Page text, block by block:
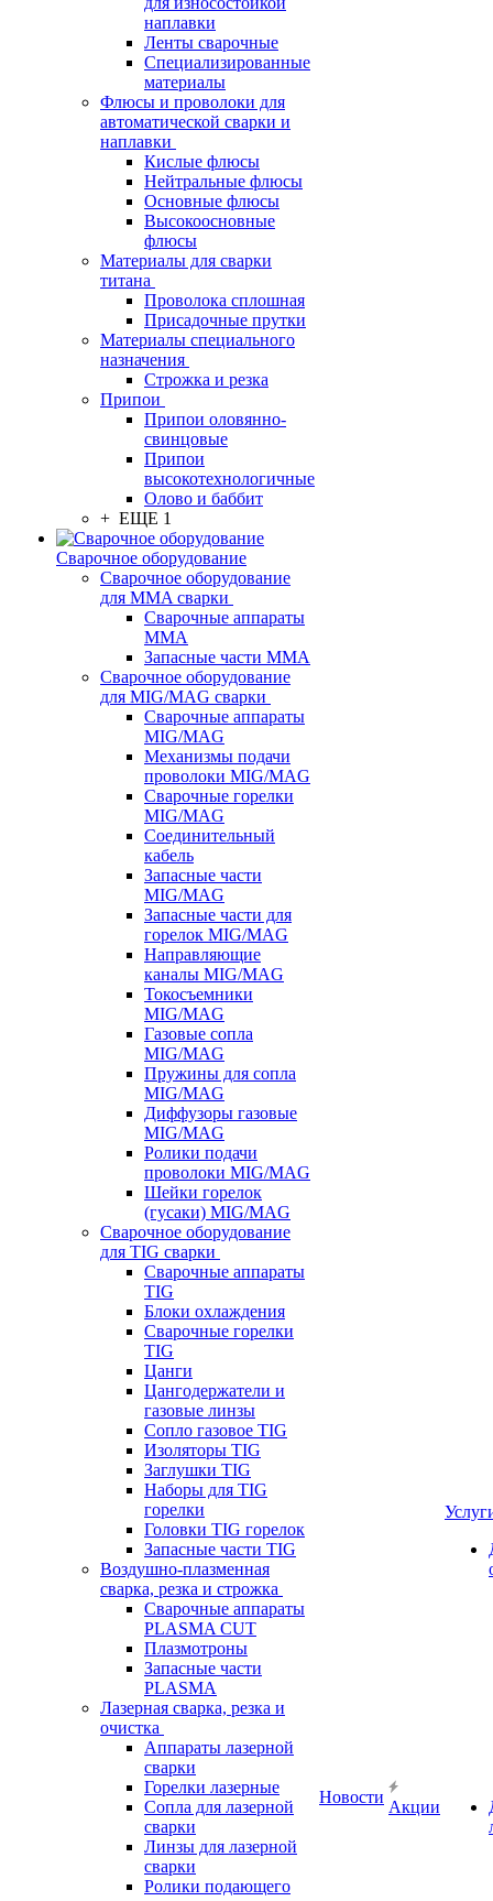
наплавки
Ленты сварочные
Специализированные
материалы
Флюсы и проволоки для
автоматической сварки и
наплавки
Кислые флюсы
Нейтральные флюсы
Основные флюсы
Высокоосновные
флюсы
Материалы для сварки
титана
Проволока сплошная
Присадочные прутки
Материалы специального
назначения
Строжка и резка
Припои
Припои оловянно-
свинцовые
Припои
высокотехнологичные
Олово и баббит
+ ЕЩЕ 1
Сварочное оборудование
Сварочное оборудование
для MMA сварки
Сварочные аппараты
MMA
Запасные части MMA
Сварочное оборудование
для MIG/MAG сварки
Сварочные аппараты
MIG/MAG
Механизмы подачи
проволоки MIG/MAG
Сварочные горелки
MIG/MAG
Соединительный
кабель
Запасные части
MIG/MAG
Запасные части для
горелок MIG/MAG
Направляющие
каналы MIG/MAG
Токосъемники
MIG/MAG
Газовые сопла
MIG/MAG
Пружины для сопла
MIG/MAG
Диффузоры газовые
MIG/MAG
Ролики подачи
проволоки MIG/MAG
Шейки горелок
(гусаки) MIG/MAG
Сварочное оборудование
для TIG сварки
Сварочные аппараты
TIG
Блоки охлаждения
Сварочные горелки
TIG
Цанги
Цангодержатели и
газовые линзы
Сопло газовое TIG
Изоляторы TIG
Заглушки TIG
Наборы для TIG
горелки
Головки TIG горелок
Запасные части TIG
Воздушно-плазменная
сварка, резка и строжка
Сварочные аппараты
PLASMA CUT
Плазмотроны
Запасные части
PLASMA
Лазерная сварка, резка и
очистка
Аппараты лазерной
сварки
Горелки лазерные
Сопла для лазерной
сварки
Линзы для лазерной
сварки
Ролики подающего
Новости
Акции